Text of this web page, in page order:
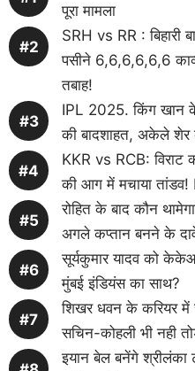
पूरा मामला
SRH vs RR : बिहारी
पसीने 6,6,6,6,6,6
तबाह!
IPL 2025. किंग खान के
की बादशाहत, अकेले शेर
KKR vs RCB: विराट
की आग में मचाया तांडव!
रोहित के बाद कौन
अगले कप्तान बनने के
सूर्यकुमार यादव को
मुंबई इंडियंस का साथ?
शिखर धवन के करियर में
सचिन-कोहली भी नही
इयान बेल बनेंगे